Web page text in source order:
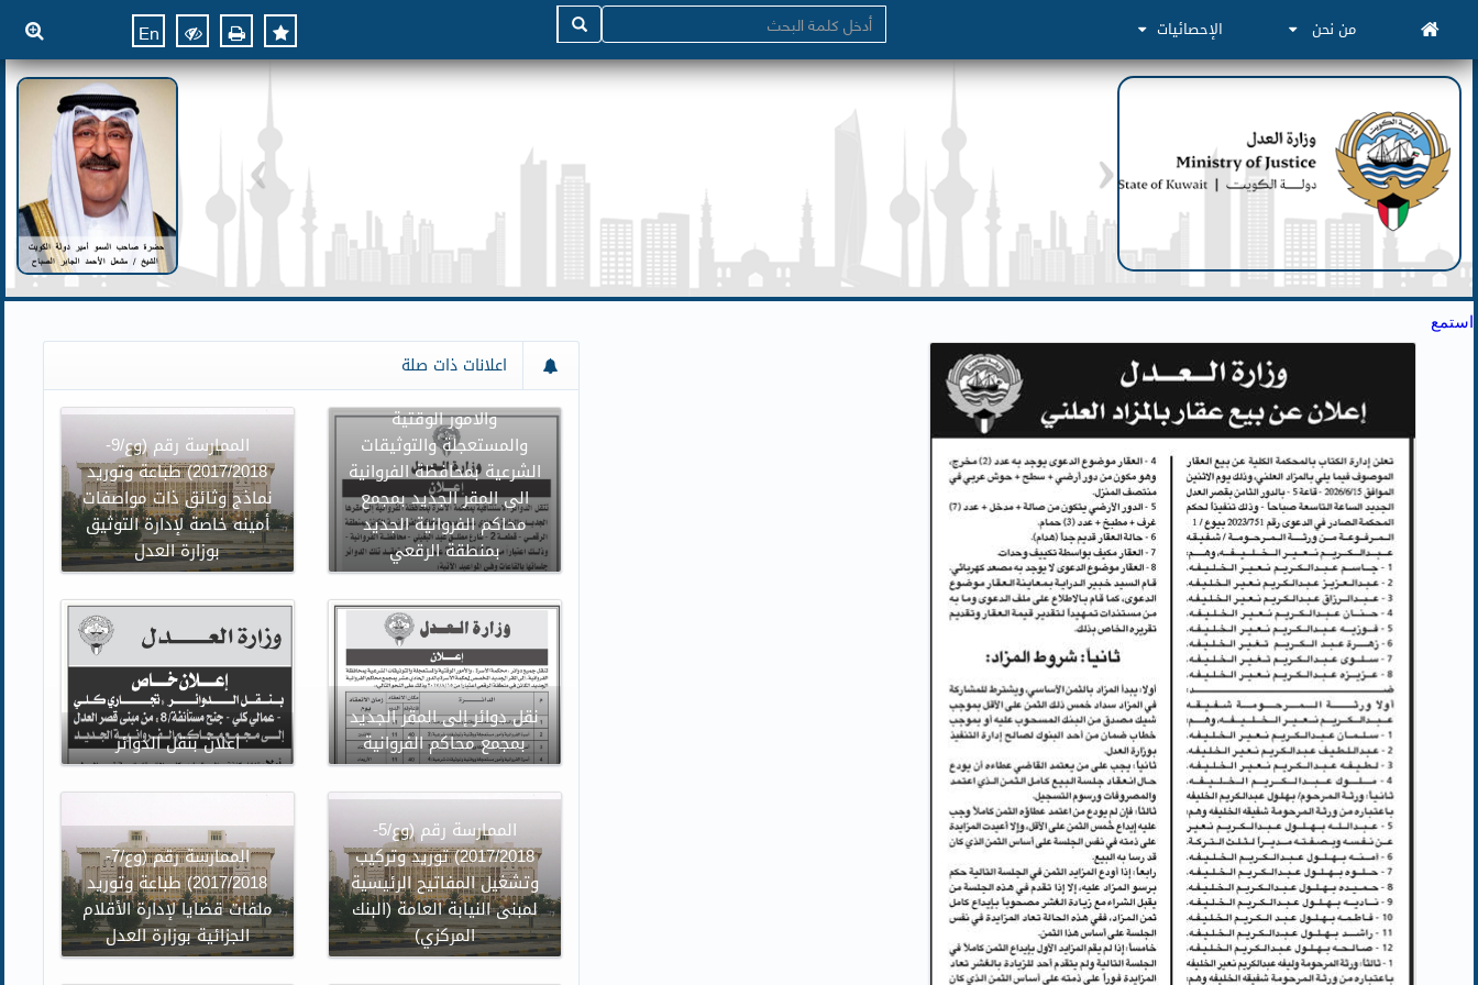
من نحن الإحصائيات En
استمع
اعلانات ذات صلة
الممارسة رقم (وع/9-
2017/2018) طباعة وتوريد
نماذج وثائق ذات مواصفات
أمينه خاصة لإدارة التوثيق
بوزارة العدل
إعلان من وزارة العدل بنقل
جميع دوائر محكمة الاسرة
والامور الوقتية
والمستعجلة والتوثيقات
الشرعية بمحافظة الفروانية
الى المقر الجديد بمجمع
محاكم الفروانية الجديد
بمنطقة الرقعي
اعلان بنقل الدوائر
نقل دوائر إلى المقر الجديد
بمجمع محاكم الفروانية
الممارسة رقم (وع/7-
2017/2018) طباعة وتوريد
ملفات قضايا لإدارة الأقلام
الجزائية بوزارة العدل
الممارسة رقم (وع/5-
2017/2018) توريد وتركيب
وتشغيل المفاتيح الرئيسية
لمبنى النيابة العامة (البنك
المركزي)